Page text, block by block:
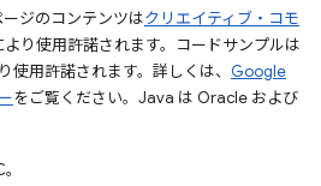
ジのコンテンツはクリエイティブ・コモ
より使用許諾されます。コードサンプルは
使用許諾されます。詳しくは、 Google
をご覧ください。Java は Oracle および